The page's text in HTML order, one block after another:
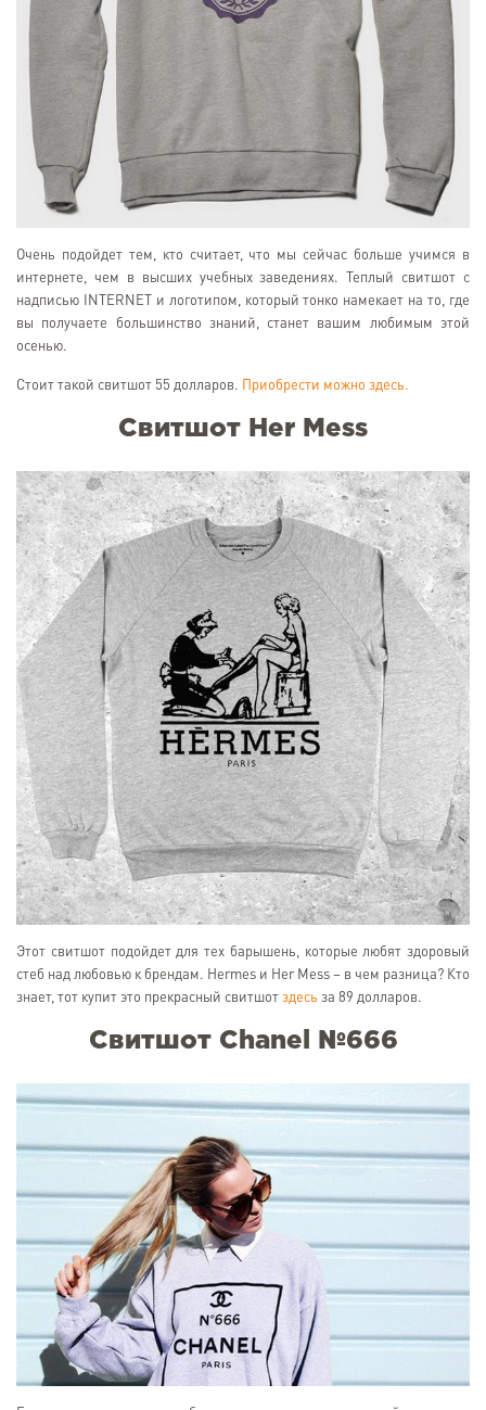
Очень подойдет тем, кто считает, что мы сейчас больше учимся в
интернете, чем в высших учебных заведениях. Теплый свитшот с
надписью INTERNET и логотипом, который тонко намекает на то, где
вы получаете большинство знаний, станет вашим любимым этой
осенью.
Стоит такой свитшот 55 долларов. Приобрести можно здесь.
Свитшот Her Mess
Этот свитшот подойдет для тех барышень, которые любят здоровый
стеб над любовью к брендам. Hermes и Her Mess – в чем разница? Кто
знает, тот купит это прекрасный свитшот здесь за 89 долларов.
Свитшот Chanel №666